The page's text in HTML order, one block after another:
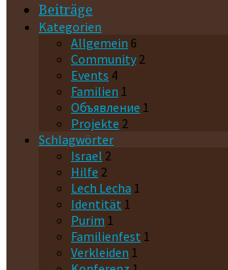
Beiträge
Kategorien
Allgemein 6
Community 2
Events 4
Familien 1
Oбъявление 1
Projekte 2
Schlagwörter
Israel 2
Hilfe 2
Lech Lecha 1
Identität 1
Purim 1
Familienfest 1
Verkleiden 1